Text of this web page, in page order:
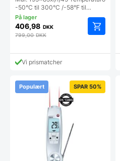
-50°C til 300°C /-58°F til…
406,98 DKK
799,00DKK
Vi prismatcher
Populært SPAR 50%